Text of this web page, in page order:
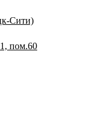
Сити)
пом.60